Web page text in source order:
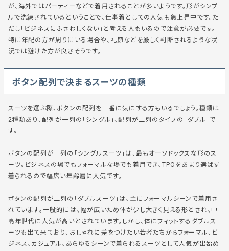
が、海外ではパーティーなどで着用されることが多いようです。形がシンプ
ルで洗練されているということで、仕事着としての人気も急上昇中です。た
だし「 ビジネスにふさわしくない 」と考える人もいるので注意が必要です。
特に年配の方が周りにいる場合や、礼節などを厳しく判断されるような状
況では避けた方が良さそうです。
ボタン配列で決まるスーツの種類
スーツを選ぶ際、ボタンの配列を一番に気にする方もいるでしょう。種類は
2種類あり、配列が一列の「シングル」、配列が二列のタイプの「ダブル」で
す。
ボタンの配列が一列の「シングルスーツ」は、 最もオーソドックスな形のス
ーツ。 ビジネスの場でもフォーマルな場でも着用でき、 TPOをあまり選ばず
着られる ので幅広い年齢層に人気です。
ボタンの配列が二列の「ダブルスーツ」は、主にフォーマルシーンで着用 さ
れています。一般的には、幅が広いため体が少し大きく見える形とされ、 中
高年世代に人気が高い とされています。しかし、体にフィットするダブルス
ーツも出て来ており、おしゃれに差をつけたい若者たちからフォーマル、ビ
ジネス、カジュアル、 あらゆるシーンで着られるスーツ として人気が出始め